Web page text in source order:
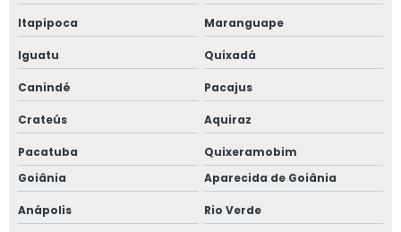
Itapipoca Maranguape
Iguatu Quixadá
Canindé Pacajus
Crateús Aquiraz
Pacatuba
Quixeramobim
Goiânia
Aparecida de Goiânia
Anápolis Rio Verde